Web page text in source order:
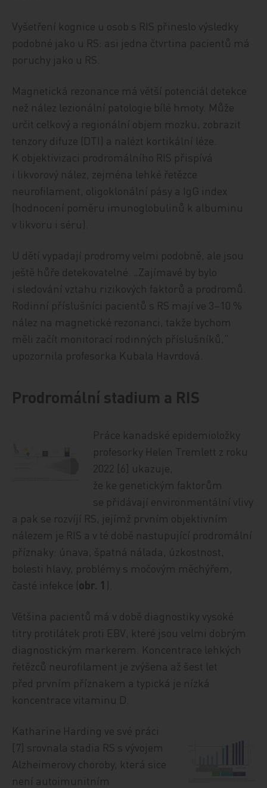
Vyšetření kognice u osob s RIS přineslo výsledky
podobné jako u RS: asi jedna čtvrtina pacientů má
poruchy jako u RS.
Magnetická rezonance má větší potenciál detekce
než nález lezionální patologie bílé hmoty. Může
určit celkový a regionální objem mozku, zobrazit
tenzory difuze (DTI) a nalézt kortikální léze.
K objektivizaci prodromálního RIS přispívá
i likvorový nález, zejména lehké řetězce
neurofilament, oligoklonální pásy a IgG index
(hodnocení poměru imunoglobulinů k albuminu
v likvoru i séru).
U dětí vypadají prodromy velmi podobně, ale jsou
ještě hůře detekovatelné. „Zajímavé by bylo
i sledování vztahu rizikových faktorů a prodromů.
Rodinní příslušníci pacientů s RS mají ve 3–10 %
nález na magnetické rezonanci, takže bychom
měli začít monitorací rodinných příslušníků,“
upozornila profesorka Kubala Havrdová.
Prodromální stadium a RIS
Práce kanadské epidemioložky
profesorky Helen Tremlett z roku
2022 [6] ukazuje,
že ke genetickým faktorům
se přidávají environmentální vlivy
a pak se rozvíjí RS, jejímž prvním objektivním
nálezem je RIS a v té době nastupující prodromální
příznaky: únava, špatná nálada, úzkostnost,
bolesti hlavy, problémy s močovým měchýřem,
časté infekce (obr. 1 ).
Většina pacientů má v době diagnostiky vysoké
titry protilátek proti EBV, které jsou velmi dobrým
diagnostickým markerem. Koncentrace lehkých
řetězců neurofilament je zvýšena až šest let
před prvním příznakem a typická je nízká
koncentrace vitaminu D.
Katharine Harding ve své práci
[7] srovnala stadia RS s vývojem
Alzheimerovy choroby, která sice
není autoimunitním